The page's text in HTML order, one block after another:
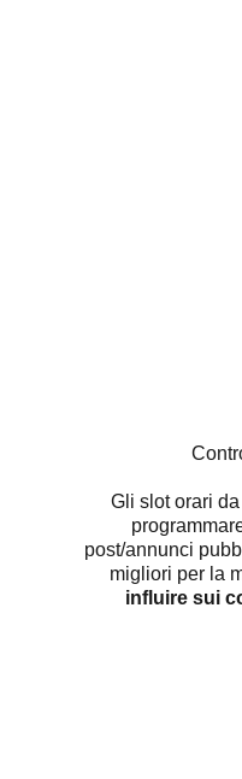
Gli slot orari
post/annunci
migliori per la
influire sui